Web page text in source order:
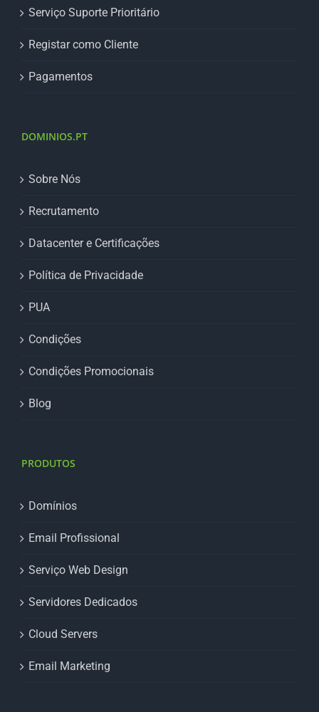
Serviço Suporte Prioritário
Registar como Cliente
Pagamentos
DOMINIOS.PT
Sobre Nós
Recrutamento
Datacenter e Certificações
Política de Privacidade
PUA
Condições
Condições Promocionais
Blog
PRODUTOS
Domínios
Email Profissional
Serviço Web Design
Servidores Dedicados
Cloud Servers
Email Marketing